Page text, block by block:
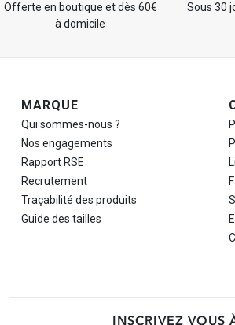
Offerte en boutique et dès 60€
à domicile
Sous 30
Navigation de pied de page
MARQUE
Qui sommes-nous ?
Nos engagements
Rapport RSE
Recrutement
Traçabilité des produits
Guide des tailles
INSCRIVEZ VOUS